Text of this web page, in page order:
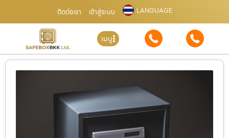
ติดต่อเรา เข้าสู่ระบบ LANGUAGE
เมนู